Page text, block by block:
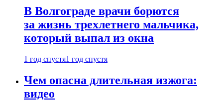
В Волгограде врачи борются
за жизнь трехлетнего мальчика,
который выпал из окна
1 год спустя1 год спустя
Чем опасна длительная изжога:
видео